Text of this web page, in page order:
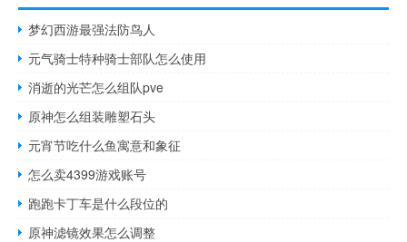
梦幻西游最强法防鸟人
元气骑士特种骑士部队怎么使用
消逝的光芒怎么组队pve
原神怎么组装雕塑石头
元宵节吃什么鱼寓意和象征
怎么卖4399游戏账号
跑跑卡丁车是什么段位的
原神滤镜效果怎么调整